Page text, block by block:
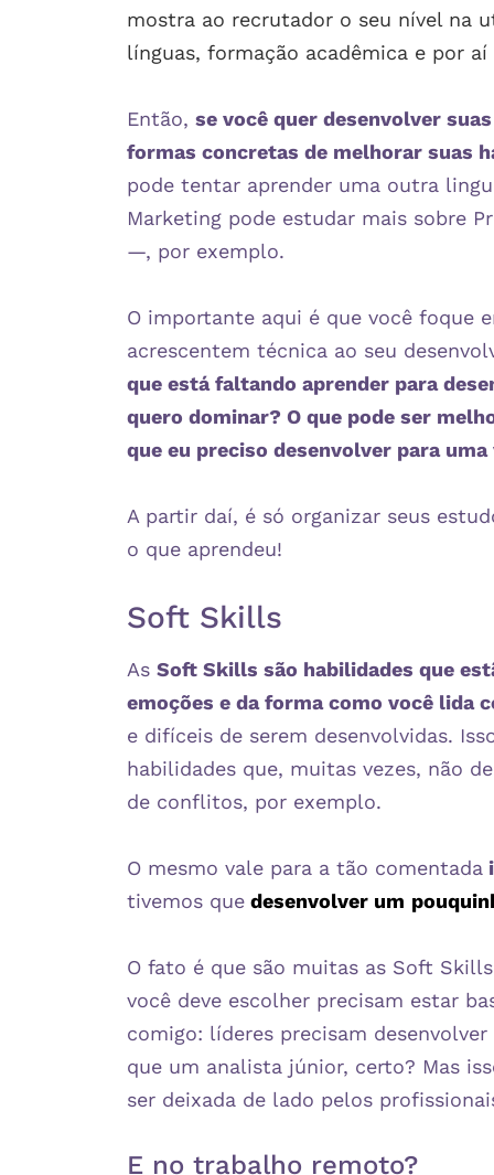
mostra ao recrutador o seu nível na
línguas, formação acadêmica e por
Então, se você quer desenvolver
formas concretas de melhorar suas
pode tentar aprender uma outra
Marketing pode estudar mais sobre
—, por exemplo.
O importante aqui é que você foque
acrescentem técnica ao seu
que está faltando aprender para
quero dominar? O que pode ser
que eu preciso desenvolver para
A partir daí, é só organizar seus
o que aprendeu!
Soft Skills
As Soft Skills são habilidades que
emoções e da forma como você lida
e difíceis de serem desenvolvidas.
habilidades que, muitas vezes, não
de conflitos, por exemplo.
O mesmo vale para a tão comentada
tivemos que desenvolver um
O fato é que são muitas as Soft
você deve escolher precisam estar
comigo: líderes precisam
que um analista júnior, certo? Mas
ser deixada de lado pelos
E no trabalho remoto?